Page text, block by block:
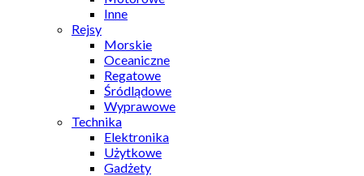
Inne
Rejsy
Morskie
Oceaniczne
Regatowe
Śródlądowe
Wyprawowe
Technika
Elektronika
Użytkowe
Gadżety